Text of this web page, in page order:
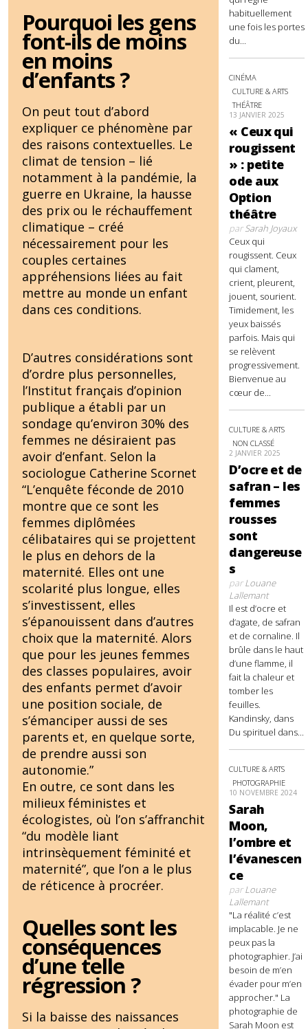
Pourquoi les gens
font-ils de moins
en moins
d’enfants ?
On peut tout d’abord
expliquer ce phénomène par
des raisons contextuelles. Le
climat de tension – lié
notamment à la pandémie, la
guerre en Ukraine, la hausse
des prix ou le réchauffement
climatique – créé
nécessairement pour les
couples certaines
appréhensions liées au fait
mettre au monde un enfant
dans ces conditions.
D’autres considérations sont
d’ordre plus personnelles,
l’Institut français d’opinion
publique a établi par un
sondage qu’environ 30% des
femmes ne désiraient pas
avoir d’enfant. Selon la
sociologue Catherine Scornet
“L’enquête féconde de 2010
montre que ce sont les
femmes diplômées
célibataires qui se projettent
le plus en dehors de la
maternité. Elles ont une
scolarité plus longue, elles
s’investissent, elles
s’épanouissent dans d’autres
choix que la maternité. Alors
que pour les jeunes femmes
des classes populaires, avoir
des enfants permet d’avoir
une position sociale, de
s’émanciper aussi de ses
parents et, en quelque sorte,
de prendre aussi son
autonomie.”
En outre, ce sont dans les
milieux féministes et
écologistes, où l’on s’affranchit
“du modèle liant
intrinsèquement féminité et
maternité”, que l’on a le plus
de réticence à procréer.
Quelles sont les
conséquences
d’une telle
régression ?
Si la baisse des naissances
habituellement
une fois les portes
du...
CINÉMA
CULTURE & ARTS
THÉÂTRE
13 JANVIER 2025
« Ceux qui
rougissent
» : petite
ode aux
Option
théâtre
parSarah Joyaux
Ceux qui
rougissent. Ceux
qui clament,
crient, pleurent,
jouent, sourient.
Timidement, les
yeux baissés
parfois. Mais qui
se relèvent
progressivement.
Bienvenue au
cœur de...
CULTURE & ARTS
NON CLASSÉ
2 JANVIER 2025
D’ocre et de
safran – les
femmes
rousses
sont
dangereuse
s
parLouane
Lallemant
Il est d’ocre et
d’agate, de safran
et de cornaline. Il
brûle dans le haut
d’une flamme, il
fait la chaleur et
tomber les
feuilles.
Kandinsky, dans
Du spirituel dans...
CULTURE & ARTS
PHOTOGRAPHIE
10 NOVEMBRE 2024
Sarah
Moon,
l’ombre et
l’évanescen
ce
parLouane
Lallemant
"La réalité c’est
implacable. Je ne
peux pas la
photographier. J’ai
besoin de m’en
évader pour m’en
approcher." La
photographie de
Sarah Moon est